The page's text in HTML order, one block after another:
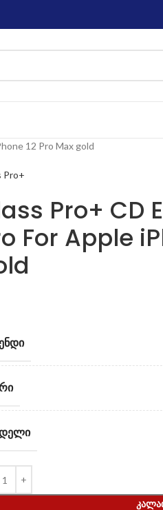
12 Pro Max gold
Pro+
Pro+ CD
For Apple